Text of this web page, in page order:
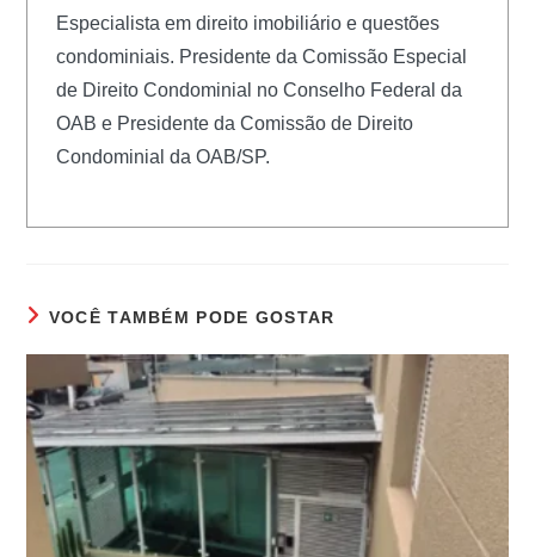
Especialista em direito imobiliário e questões
condominiais. Presidente da Comissão Especial
de Direito Condominial no Conselho Federal da
OAB e Presidente da Comissão de Direito
Condominial da OAB/SP.
VOCÊ TAMBÉM PODE GOSTAR